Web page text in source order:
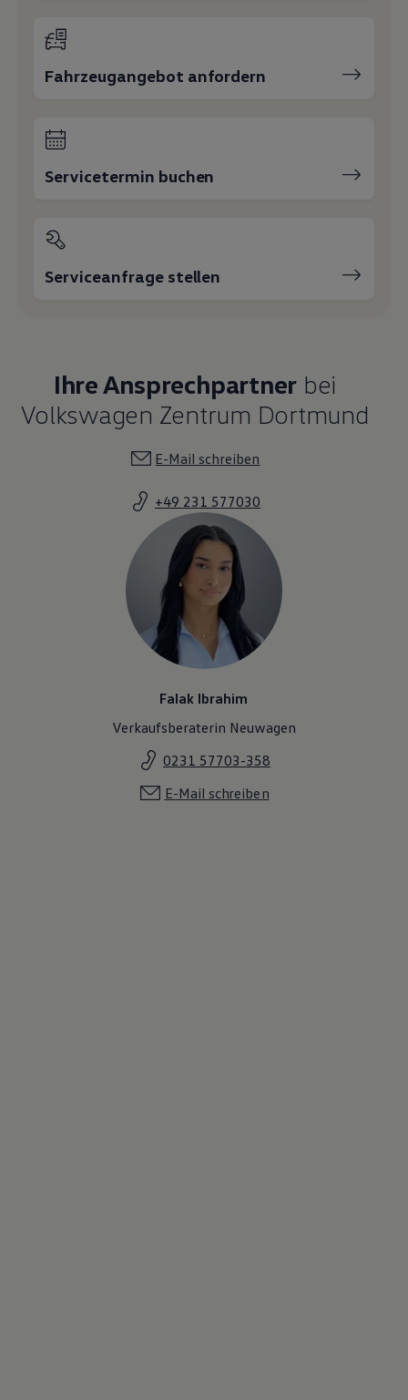
Fahrzeugangebot anfordern
Servicetermin buchen
Serviceanfrage stellen
Ihre Ansprechpartner bei
Volkswagen Zentrum Dortmund
E-Mail schreiben
+49 231 577030
Falak Ibrahim
Verkaufsberaterin Neuwagen
0231 57703-358
E-Mail schreiben